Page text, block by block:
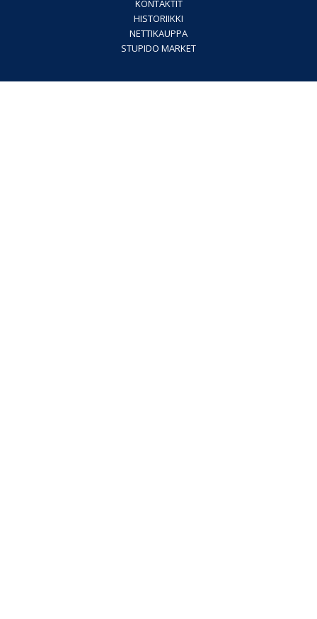
KONTAKTIT
HISTORIIKKI
NETTIKAUPPA
STUPIDO MARKET